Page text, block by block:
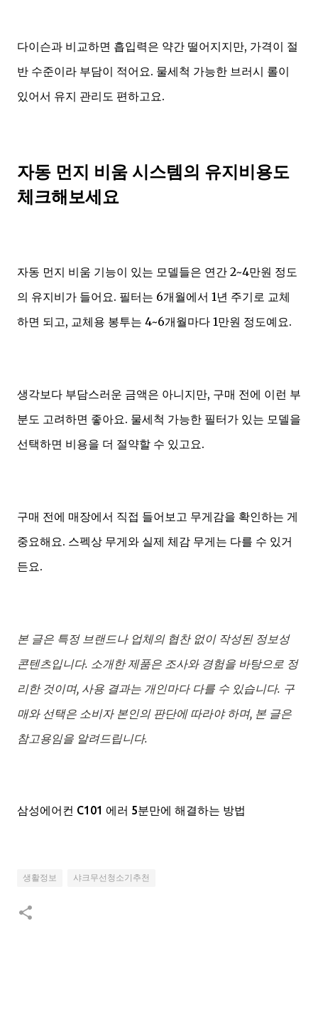
다이슨과 비교하면 흡입력은 약간 떨어지지만, 가격이 절
반 수준이라 부담이 적어요. 물세척 가능한 브러시 롤이
있어서 유지 관리도 편하고요.
자동 먼지 비움 시스템의 유지비용도
체크해보세요
자동 먼지 비움 기능이 있는 모델들은 연간 2~4만원 정도
의 유지비가 들어요. 필터는 6개월에서 1년 주기로 교체
하면 되고, 교체용 봉투는 4~6개월마다 1만원 정도예요.
생각보다 부담스러운 금액은 아니지만, 구매 전에 이런 부
분도 고려하면 좋아요. 물세척 가능한 필터가 있는 모델을
선택하면 비용을 더 절약할 수 있고요.
구매 전에 매장에서 직접 들어보고 무게감을 확인하는 게
중요해요. 스펙상 무게와 실제 체감 무게는 다를 수 있거
든요.
본 글은 특정 브랜드나 업체의 협찬 없이 작성된 정보성
콘텐츠입니다. 소개한 제품은 조사와 경험을 바탕으로 정
리한 것이며, 사용 결과는 개인마다 다를 수 있습니다. 구
매와 선택은 소비자 본인의 판단에 따라야 하며, 본 글은
참고용임을 알려드립니다.
삼성에어컨 C101 에러 5분만에 해결하는 방법
생활정보 샤크무선청소기추천